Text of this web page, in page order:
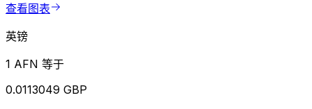
查看图表
英镑
1 AFN 等于
0.0113049 GBP